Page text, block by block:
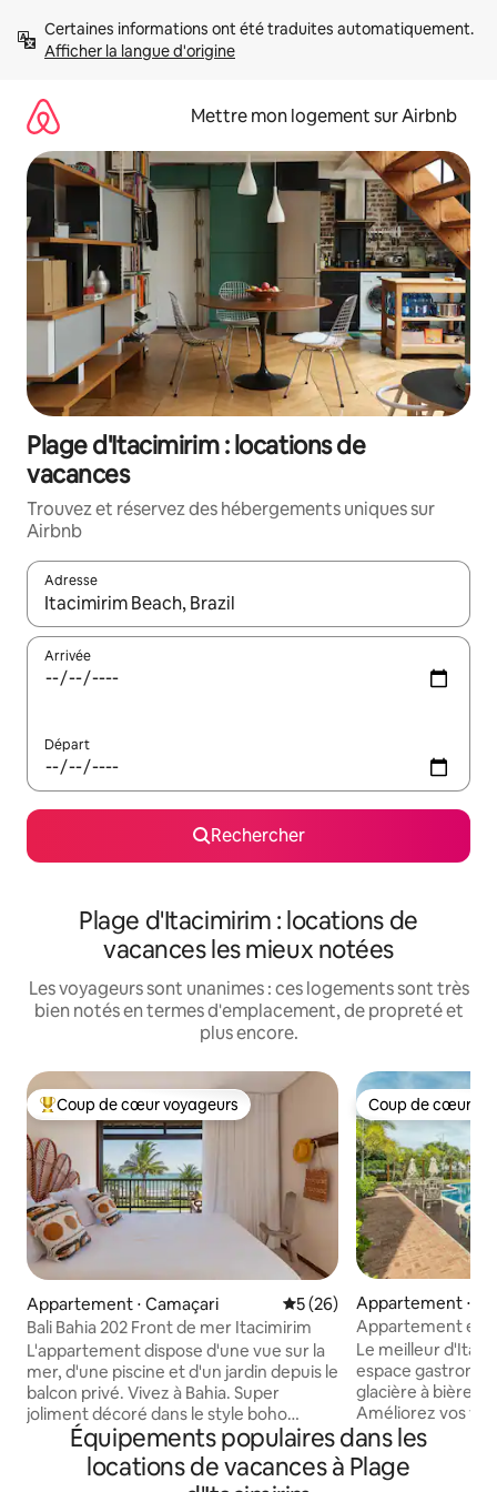
directement
Afficher la langue d'origine
Mettre mon logement sur Airbnb
Plage d'Itacimirim : locations de
vacances
Trouvez et réservez des hébergements uniques sur
Airbnb
Adresse
Lorsque les résultats s'affichent, utilisez les flèches vers le
Arrivée
Départ
Rechercher
Plage d'Itacimirim : locations de
vacances les mieux notées
Les voyageurs sont unanimes : ces logements sont très
bien notés en termes d'emplacement, de propreté et
plus encore.
Coups de cœur voyageurs les plus appréciés
Coup de cœur voyageurs
Appartement ⋅ Camaçari Évaluation moyenne sur la
5 (26)
Bali Bahia 202 Front de mer Itacimirim
L'appartement dispose d'une vue sur la
mer, d'une piscine et d'un jardin depuis le
balcon privé. Vivez à Bahia. Super
joliment décoré dans le style boho
praiano, bien éclairé et ventilé par la
brise marine. Il dispose de 3 chambres
étant une suite avec poste de travail.
Coup de cœur
Coup de cœur
Appartement ⋅
Appartement en
piscine à 350 m
Le meilleur
espace
glacière à bière
Améliorez vos
gastronomique
barbecue et
pour se détendre
Équipements populaires dans les
locations de vacances à Plage